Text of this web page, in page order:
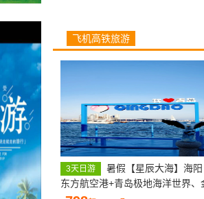
飞机高铁旅游
3天日游
暑假【星辰大海】海阳
东方航空港+青岛极地海洋世界、